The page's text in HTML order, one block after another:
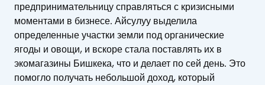
предпринимательницу справляться с кризисными
моментами в бизнесе. Айсулуу выделила
определенные участки земли под органические
ягоды и овощи, и вскоре стала поставлять их в
экомагазины Бишкека, что и делает по сей день. Это
помогло получать небольшой доход, который